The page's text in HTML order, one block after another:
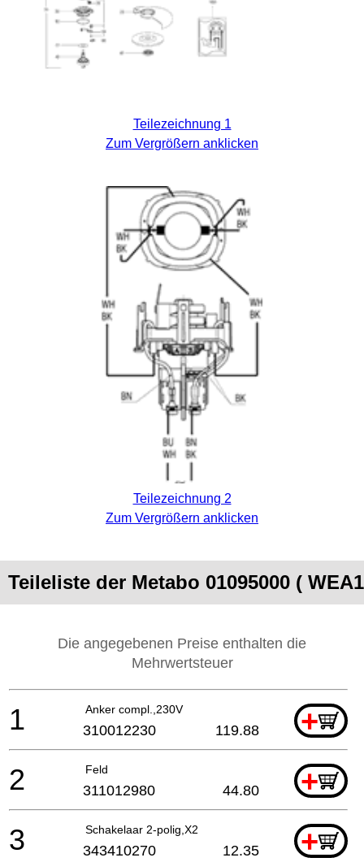
Teilezeichnung 1
Zum Vergrößern anklicken
Teilezeichnung 2
Zum Vergrößern anklicken
Teileliste der Metabo 01095000 (
Die angegebenen Preise enthalten die
Mehrwertsteuer
Anker compl.,230V +
1 310012230 119.88
Feld +
2 311012980 44.80
Schakelaar 2-polig,X2 +
3 343410270 12.35